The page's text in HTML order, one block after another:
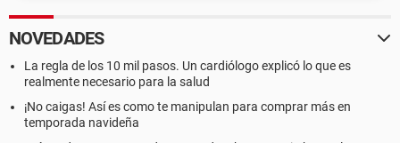
NOVEDADES
La regla de los 10 mil pasos. Un cardiólogo explicó lo que es
realmente necesario para la salud
¡No caigas! Así es como te manipulan para comprar más en
temporada navideña